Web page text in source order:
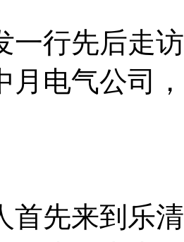
行先后走访
月电气公司
先来到乐清